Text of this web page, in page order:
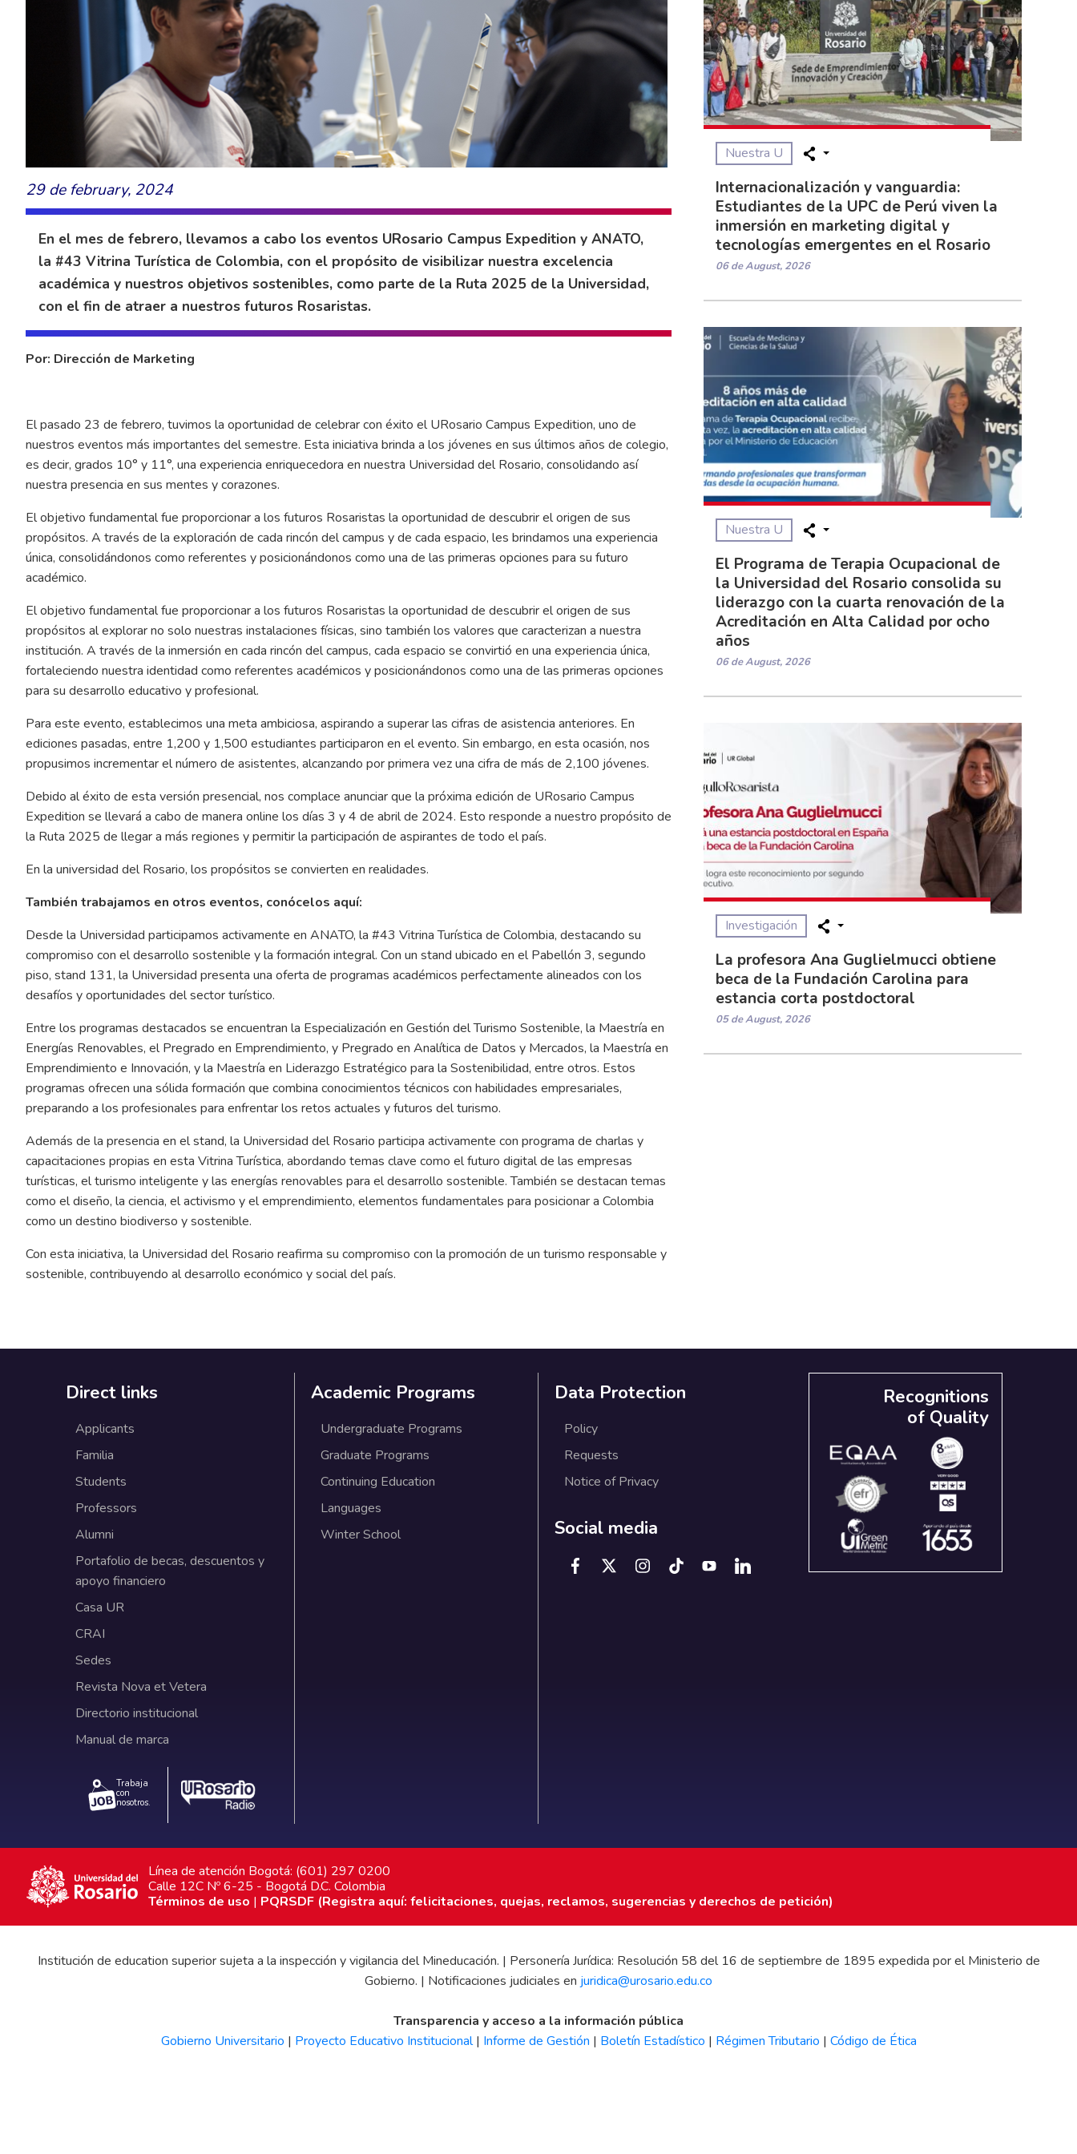
29 de february, 2024
En el mes de febrero, llevamos a cabo los eventos URosario Campus Expedition y ANATO,
la #43 Vitrina Turística de Colombia, con el propósito de visibilizar nuestra excelencia
académica y nuestros objetivos sostenibles, como parte de la Ruta 2025 de la Universidad,
con el fin de atraer a nuestros futuros Rosaristas.
Por: Dirección de Marketing
El pasado 23 de febrero, tuvimos la oportunidad de celebrar con éxito el URosario Campus Expedition, uno de
nuestros eventos más importantes del semestre. Esta iniciativa brinda a los jóvenes en sus últimos años de colegio,
es decir, grados 10° y 11°, una experiencia enriquecedora en nuestra Universidad del Rosario, consolidando así
nuestra presencia en sus mentes y corazones.
El objetivo fundamental fue proporcionar a los futuros Rosaristas la oportunidad de descubrir el origen de sus
propósitos. A través de la exploración de cada rincón del campus y de cada espacio, les brindamos una experiencia
única, consolidándonos como referentes y posicionándonos como una de las primeras opciones para su futuro
académico.
El objetivo fundamental fue proporcionar a los futuros Rosaristas la oportunidad de descubrir el origen de sus
propósitos al explorar no solo nuestras instalaciones físicas, sino también los valores que caracterizan a nuestra
institución. A través de la inmersión en cada rincón del campus, cada espacio se convirtió en una experiencia única,
fortaleciendo nuestra identidad como referentes académicos y posicionándonos como una de las primeras opciones
para su desarrollo educativo y profesional.
Para este evento, establecimos una meta ambiciosa, aspirando a superar las cifras de asistencia anteriores. En
ediciones pasadas, entre 1,200 y 1,500 estudiantes participaron en el evento. Sin embargo, en esta ocasión, nos
propusimos incrementar el número de asistentes, alcanzando por primera vez una cifra de más de 2,100 jóvenes.
Debido al éxito de esta versión presencial, nos complace anunciar que la próxima edición de URosario Campus
Expedition se llevará a cabo de manera online los días 3 y 4 de abril de 2024. Esto responde a nuestro propósito de
la Ruta 2025 de llegar a más regiones y permitir la participación de aspirantes de todo el país.
En la universidad del Rosario, los propósitos se convierten en realidades.
También trabajamos en otros eventos, conócelos aquí:
Desde la Universidad participamos activamente en ANATO, la #43 Vitrina Turística de Colombia, destacando su
compromiso con el desarrollo sostenible y la formación integral. Con un stand ubicado en el Pabellón 3, segundo
piso, stand 131, la Universidad presenta una oferta de programas académicos perfectamente alineados con los
desafíos y oportunidades del sector turístico.
Entre los programas destacados se encuentran la Especialización en Gestión del Turismo Sostenible, la Maestría en
Energías Renovables, el Pregrado en Emprendimiento, y Pregrado en Analítica de Datos y Mercados, la Maestría en
Emprendimiento e Innovación, y la Maestría en Liderazgo Estratégico para la Sostenibilidad, entre otros. Estos
programas ofrecen una sólida formación que combina conocimientos técnicos con habilidades empresariales,
preparando a los profesionales para enfrentar los retos actuales y futuros del turismo.
Además de la presencia en el stand, la Universidad del Rosario participa activamente con programa de charlas y
capacitaciones propias en esta Vitrina Turística, abordando temas clave como el futuro digital de las empresas
turísticas, el turismo inteligente y las energías renovables para el desarrollo sostenible. También se destacan temas
como el diseño, la ciencia, el activismo y el emprendimiento, elementos fundamentales para posicionar a Colombia
como un destino biodiverso y sostenible.
Con esta iniciativa, la Universidad del Rosario reafirma su compromiso con la promoción de un turismo responsable y
sostenible, contribuyendo al desarrollo económico y social del país.
Nuestra U
Internacionalización y vanguardia:
Estudiantes de la UPC de Perú viven la
inmersión en marketing digital y
tecnologías emergentes en el Rosario
06 de August, 2026
Nuestra U
El Programa de Terapia Ocupacional de
la Universidad del Rosario consolida su
liderazgo con la cuarta renovación de la
Acreditación en Alta Calidad por ocho
años
06 de August, 2026
Investigación
La profesora Ana Guglielmucci obtiene
beca de la Fundación Carolina para
estancia corta postdoctoral
05 de August, 2026
Direct links
Applicants
Familia
Students
Professors
Alumni
Portafolio de becas, descuentos y
apoyo financiero
Casa UR
CRAI
Sedes
Revista Nova et Vetera
Directorio institucional
Manual de marca
Trabaja
con
nosotros.
Academic Programs
Undergraduate Programs
Graduate Programs
Continuing Education
Languages
Winter School
Data Protection
Policy
Requests
Notice of Privacy
Social media
Recognitions
of Quality
Línea de atención Bogotá: (601) 297 0200
Calle 12C Nº 6-25 - Bogotá D.C. Colombia
Términos de uso | PQRSDF (Registra aquí: felicitaciones, quejas, reclamos, sugerencias y derechos de petición)
Institución de education superior sujeta a la inspección y vigilancia del Mineducación. | Personería Jurídica: Resolución 58 del 16 de septiembre de 1895 expedida por el Ministerio de
Gobierno. | Notificaciones judiciales en juridica@urosario.edu.co
Transparencia y acceso a la información pública
Gobierno Universitario | Proyecto Educativo Institucional| Informe de Gestión | Boletín Estadístico | Régimen Tributario | Código de Ética